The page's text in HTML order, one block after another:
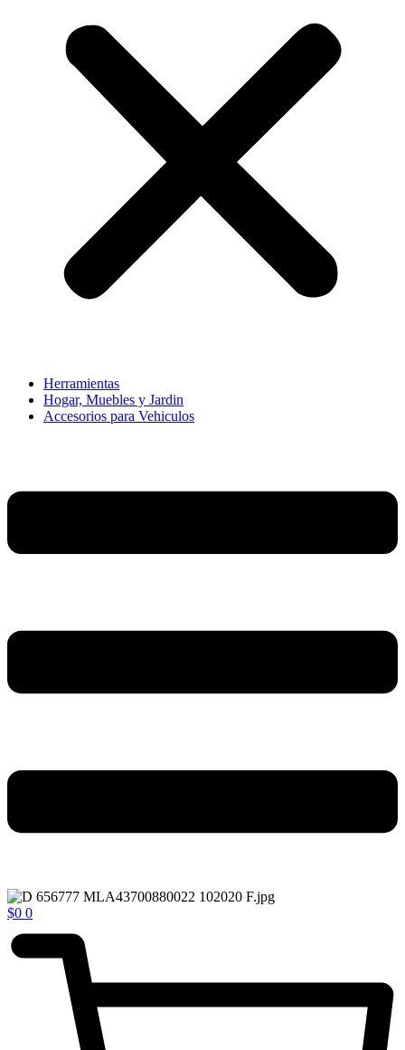
Herramientas
Hogar, Muebles y Jardin
Accesorios para Vehiculos
$0 0